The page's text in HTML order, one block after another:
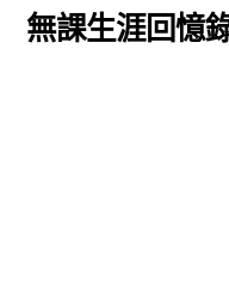
無課生涯回憶